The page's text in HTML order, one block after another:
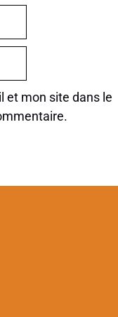
et mon site dans le